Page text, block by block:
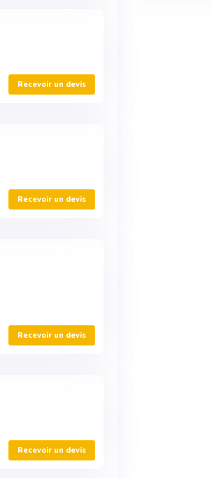
Recevoir un devis
Recevoir un devis
Recevoir un devis
Recevoir un devis